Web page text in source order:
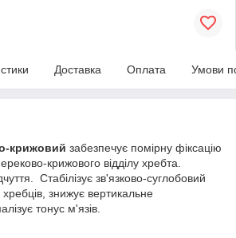
Доставка Оплата Умови
крижовий забезпечує помірну фіксацію
крижового відділу хребта.
Стабілізує зв'язково-суглобовий
знижує вертикальне
тонус м'язів.